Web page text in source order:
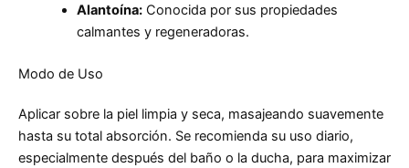
Alantoína:Conocida por sus propiedades
calmantes y regeneradoras.
Modo de Uso
Aplicar sobre la piel limpia y seca, masajeando suavemente
hasta su total absorción. Se recomienda su uso diario,
especialmente después del baño o la ducha, para maximizar